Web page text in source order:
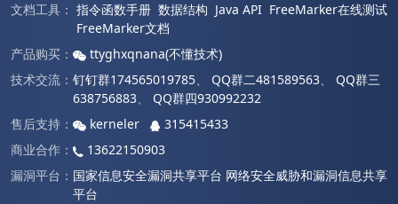
文档工具： 指令函数手册 数据结构 Java API FreeMarker在线测试
FreeMarker文档
产品购买：
ttyghxqnana(不懂技术)
技术交流： 钉钉群174565019785、 QQ群二481589563、 QQ群三
638756883、 QQ群四930992232
售后支持：
kerneler
315415433
商业合作：
13622150903
漏洞平台： 国家信息安全漏洞共享平台 网络安全威胁和漏洞信息共享
平台